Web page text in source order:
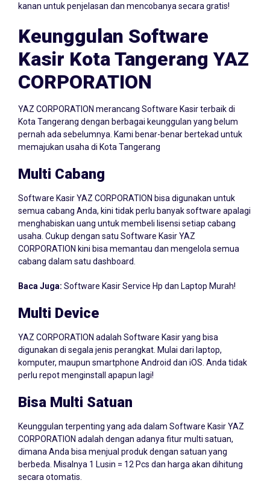
Keunggulan Software
Kasir Kota Tangerang YAZ
CORPORATION
Kota Tangerang dengan berbagai keunggulan yang belum
pernah ada sebelumnya. Kami benar-benar bertekad untuk
memajukan usaha di Kota Tangerang
semua cabang Anda, kini tidak perlu banyak software apalagi
menghabiskan uang untuk membeli lisensi setiap cabang
usaha. Cukup dengan satu Software Kasir YAZ
CORPORATION kini bisa memantau dan mengelola semua
cabang dalam satu dashboard.
digunakan di segala jenis perangkat. Mulai dari laptop,
komputer, maupun smartphone Android dan iOS. Anda tidak
perlu repot menginstall apapun lagi!
CORPORATION adalah dengan adanya fitur multi satuan,
dimana Anda bisa menjual produk dengan satuan yang
berbeda. Misalnya 1 Lusin = 12 Pcs dan harga akan dihitung
secara otomatis.